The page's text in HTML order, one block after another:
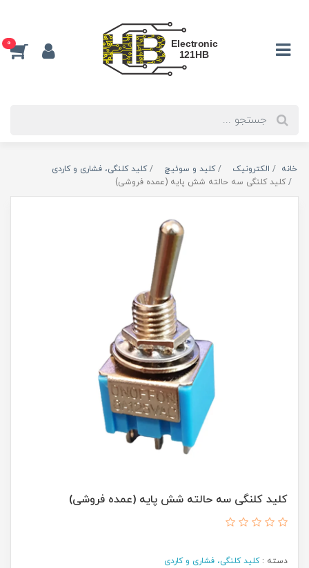
0
خانه الکترونیک كليد و سوئيچ
کلید کلنگی، فشاری و کاردی
کلید کلنگی سه حالته شش پایه (عمده فروشی)
کلید کلنگی سه حالته شش پایه (عمده فروشی)
دسته :کلید کلنگی، فشاری و کاردی